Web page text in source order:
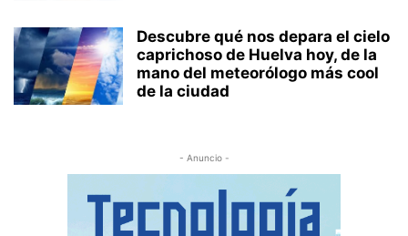
Descubre qué nos depara el cielo
caprichoso de Huelva hoy, de la
mano del meteorólogo más cool
de la ciudad
- Anuncio -